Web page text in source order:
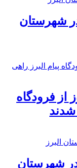
در شهرستان
از فرودگاه
شدند
شهرستان